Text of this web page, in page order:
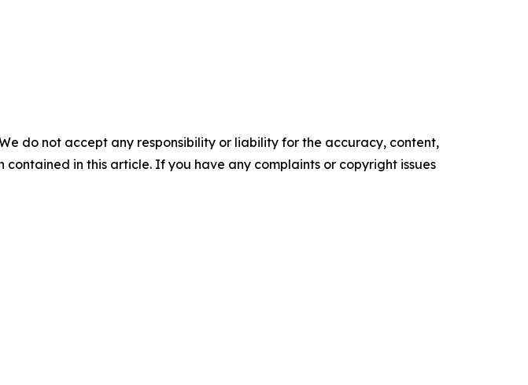
do not accept any responsibility or liability for the accuracy, content,
in this article. If you have any complaints or copyright issues